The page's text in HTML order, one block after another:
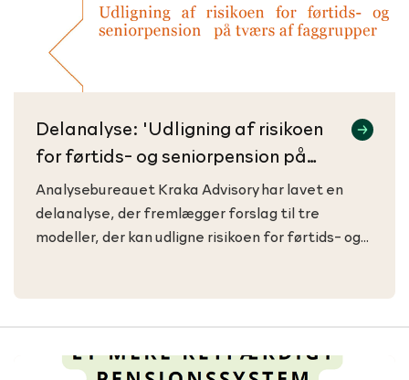
Delanalyse: 'Udligning af risikoen
for førtids- og seniorpension på
tværs af faggrupper', oktober 2023
Analysebureauet Kraka Advisory har lavet en
delanalyse, der fremlægger forslag til tre
modeller, der kan udligne risikoen for førtids- og